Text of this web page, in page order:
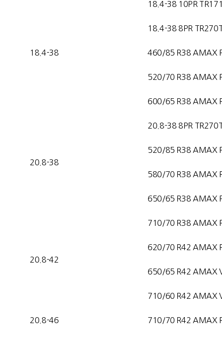
18.4-38
18.4-38 10PR
18.4-38 8PR
460/85 R38 AMAX
520/70 R38 AMAX
600/65 R38 AMAX
20.8-38
20.8-38 8PR
520/85 R38 AMAX
580/70 R38 AMAX
650/65 R38 AMAX
20.8-42
710/70 R38 AMAX
620/70 R42 AMAX
650/65 R42 AMAX
710/60 R42 AMAX
20.8-46 710/70 R42 AMAX